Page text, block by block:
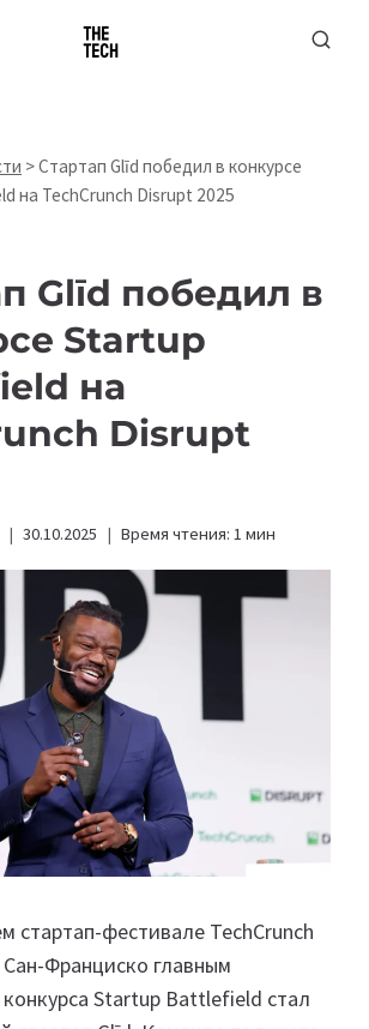
>Стартап Glīd победил в конкурсе
на TechCrunch Disrupt 2025
Glīd победил в
Startup
на
Disrupt
30.10.2025 Время чтения: 1 мин
стартап-фестивале TechCrunch
Сан-Франциско главным
Startup Battlefield стал